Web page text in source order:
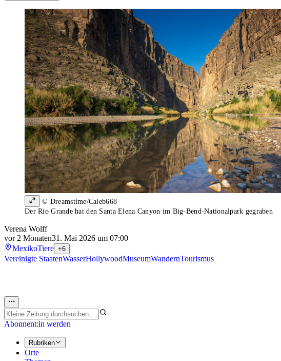
© Dreamstime/Caleb668
Der Rio Grande hat den Santa Elena Canyon im Big-Bend-Nationalpark gegraben
Verena Wolff
vor 2 Monaten31. Mai 2026 um 07:00
MexikoTiere +6
Vereinigte StaatenWasserHollywoodMuseumWandernTourismus
Abonnent:in werden
Rubriken
Orte